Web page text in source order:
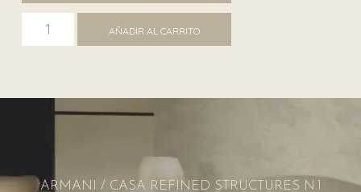
AÑADIR AL CARRITO
ARMANI / CASA REFINED STRUCTURES N.1